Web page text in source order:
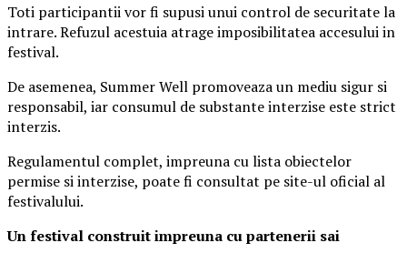
Toti participantii vor fi supusi unui control de securitate la
intrare. Refuzul acestuia atrage imposibilitatea accesului in
festival.
De asemenea, Summer Well promoveaza un mediu sigur si
responsabil, iar consumul de substante interzise este strict
interzis.
Regulamentul complet, impreuna cu lista obiectelor
permise si interzise, poate fi consultat pe site-ul oficial al
festivalului.
Un festival construitimpreuna cu partenerii sai